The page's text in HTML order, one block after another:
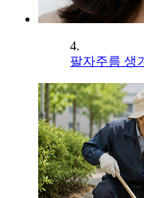
4.
팔자주름 생